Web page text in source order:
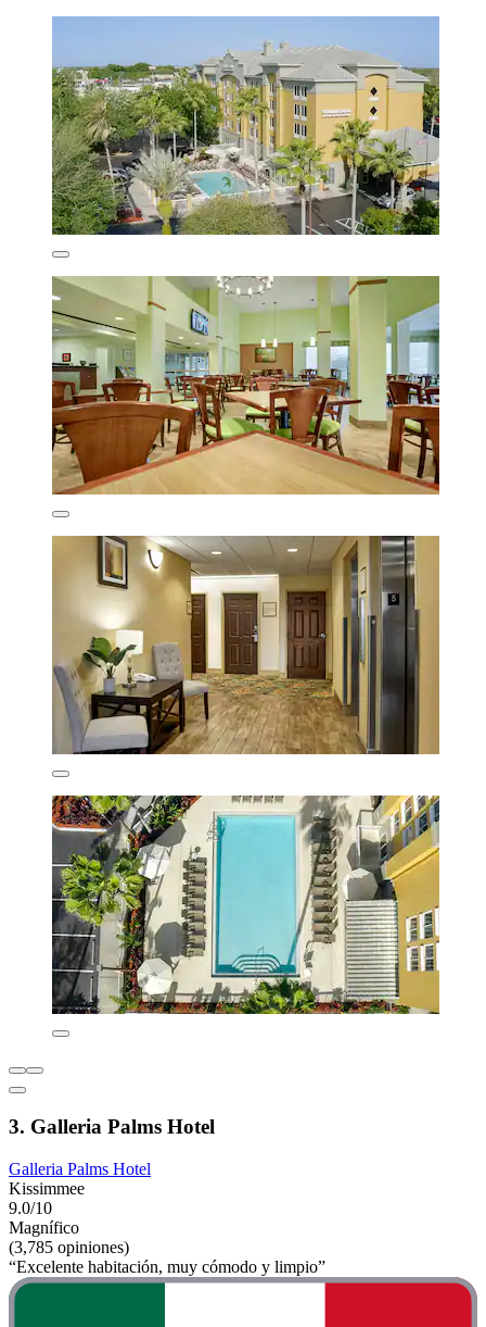
3. Galleria Palms Hotel
Galleria Palms Hotel
Kissimmee
9.0/10
Magnífico
(3,785 opiniones)
“Excelente habitación, muy cómodo y limpio”